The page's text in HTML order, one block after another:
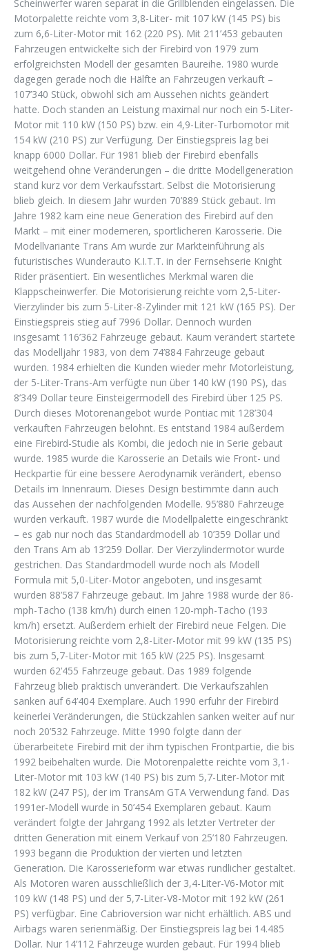
Scheinwerfer waren separat in die Grillblenden eingelassen. Die
Motorpalette reichte vom 3,8-Liter- mit 107 kW (145 PS) bis
zum 6,6-Liter-Motor mit 162 (220 PS). Mit 211’453 gebauten
Fahrzeugen entwickelte sich der Firebird von 1979 zum
erfolgreichsten Modell der gesamten Baureihe. 1980 wurde
dagegen gerade noch die Hälfte an Fahrzeugen verkauft –
107’340 Stück, obwohl sich am Aussehen nichts geändert
hatte. Doch standen an Leistung maximal nur noch ein 5-Liter-
Motor mit 110 kW (150 PS) bzw. ein 4,9-Liter-Turbomotor mit
154 kW (210 PS) zur Verfügung. Der Einstiegspreis lag bei
knapp 6000 Dollar. Für 1981 blieb der Firebird ebenfalls
weitgehend ohne Veränderungen – die dritte Modellgeneration
stand kurz vor dem Verkaufsstart. Selbst die Motorisierung
blieb gleich. In diesem Jahr wurden 70’889 Stück gebaut. Im
Jahre 1982 kam eine neue Generation des Firebird auf den
Markt – mit einer moderneren, sportlicheren Karosserie. Die
Modellvariante Trans Am wurde zur Markteinführung als
futuristisches Wunderauto K.I.T.T. in der Fernsehserie Knight
Rider präsentiert. Ein wesentliches Merkmal waren die
Klappscheinwerfer. Die Motorisierung reichte vom 2,5-Liter-
Vierzylinder bis zum 5-Liter-8-Zylinder mit 121 kW (165 PS). Der
Einstiegspreis stieg auf 7996 Dollar. Dennoch wurden
insgesamt 116’362 Fahrzeuge gebaut. Kaum verändert startete
das Modelljahr 1983, von dem 74’884 Fahrzeuge gebaut
wurden. 1984 erhielten die Kunden wieder mehr Motorleistung,
der 5-Liter-Trans-Am verfügte nun über 140 kW (190 PS), das
8’349 Dollar teure Einsteigermodell des Firebird über 125 PS.
Durch dieses Motorenangebot wurde Pontiac mit 128’304
verkauften Fahrzeugen belohnt. Es entstand 1984 außerdem
eine Firebird-Studie als Kombi, die jedoch nie in Serie gebaut
wurde. 1985 wurde die Karosserie an Details wie Front- und
Heckpartie für eine bessere Aerodynamik verändert, ebenso
Details im Innenraum. Dieses Design bestimmte dann auch
das Aussehen der nachfolgenden Modelle. 95’880 Fahrzeuge
wurden verkauft. 1987 wurde die Modellpalette eingeschränkt
– es gab nur noch das Standardmodell ab 10’359 Dollar und
den Trans Am ab 13’259 Dollar. Der Vierzylindermotor wurde
gestrichen. Das Standardmodell wurde noch als Modell
Formula mit 5,0-Liter-Motor angeboten, und insgesamt
wurden 88’587 Fahrzeuge gebaut. Im Jahre 1988 wurde der 86-
mph-Tacho (138 km/h) durch einen 120-mph-Tacho (193
km/h) ersetzt. Außerdem erhielt der Firebird neue Felgen. Die
Motorisierung reichte vom 2,8-Liter-Motor mit 99 kW (135 PS)
bis zum 5,7-Liter-Motor mit 165 kW (225 PS). Insgesamt
wurden 62’455 Fahrzeuge gebaut. Das 1989 folgende
Fahrzeug blieb praktisch unverändert. Die Verkaufszahlen
sanken auf 64’404 Exemplare. Auch 1990 erfuhr der Firebird
keinerlei Veränderungen, die Stückzahlen sanken weiter auf nur
noch 20’532 Fahrzeuge. Mitte 1990 folgte dann der
überarbeitete Firebird mit der ihm typischen Frontpartie, die bis
1992 beibehalten wurde. Die Motorenpalette reichte vom 3,1-
Liter-Motor mit 103 kW (140 PS) bis zum 5,7-Liter-Motor mit
182 kW (247 PS), der im TransAm GTA Verwendung fand. Das
1991er-Modell wurde in 50’454 Exemplaren gebaut. Kaum
verändert folgte der Jahrgang 1992 als letzter Vertreter der
dritten Generation mit einem Verkauf von 25’180 Fahrzeugen.
1993 begann die Produktion der vierten und letzten
Generation. Die Karosserieform war etwas rundlicher gestaltet.
Als Motoren waren ausschließlich der 3,4-Liter-V6-Motor mit
109 kW (148 PS) und der 5,7-Liter-V8-Motor mit 192 kW (261
PS) verfügbar. Eine Cabrioversion war nicht erhältlich. ABS und
Airbags waren serienmäßig. Der Einstiegspreis lag bei 14.485
Dollar. Nur 14’112 Fahrzeuge wurden gebaut. Für 1994 blieb